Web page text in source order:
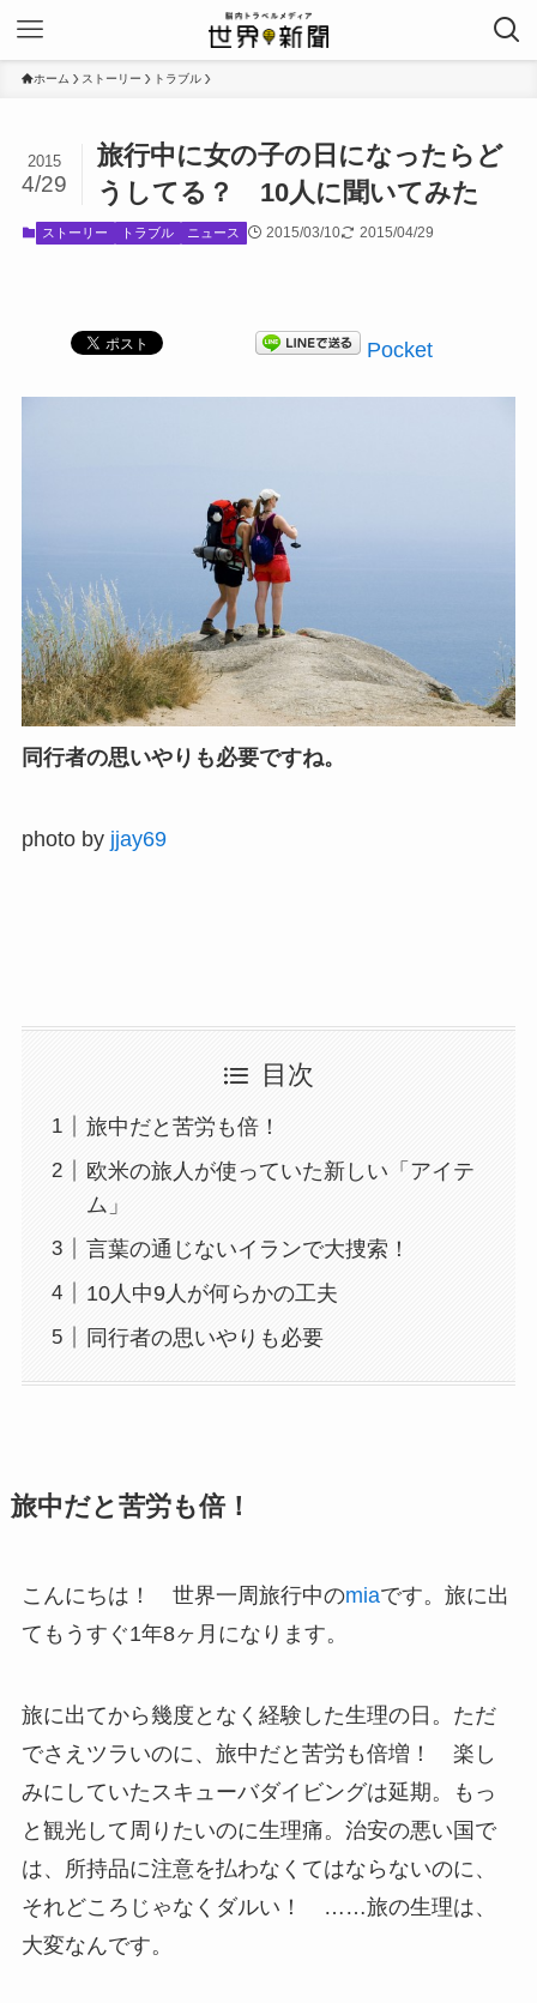
ホーム ストーリー トラブル
旅行中に女の子の日になったらど
うしてる？ 10人に聞いてみた
2015
4/29
ストーリー トラブル ニュース 2015/03/10 2015/04/29
Pocket
同行者の思いやりも必要ですね。
photo by jjay69
目次
旅中だと苦労も倍！
欧米の旅人が使っていた新しい「アイテ
ム」
言葉の通じないイランで大捜索！
10人中9人が何らかの工夫
同行者の思いやりも必要
旅中だと苦労も倍！
こんにちは！ 世界一周旅行中のmiaです。旅に出
てもうすぐ1年8ヶ月になります。
旅に出てから幾度となく経験した生理の日。ただ
でさえツラいのに、旅中だと苦労も倍増！ 楽し
みにしていたスキューバダイビングは延期。もっ
と観光して周りたいのに生理痛。治安の悪い国で
は、所持品に注意を払わなくてはならないのに、
それどころじゃなくダルい！ ……旅の生理は、
大変なんです。